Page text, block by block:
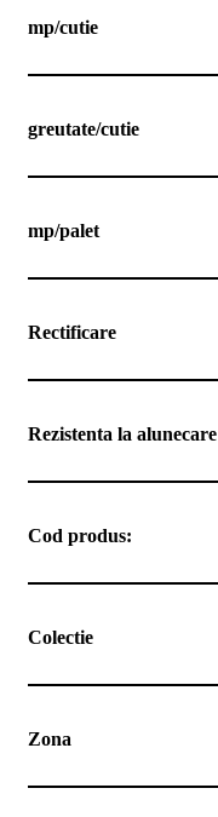
mp/cutie
greutate/cutie
mp/palet
Rectificare
Rezistenta la alunecare
Cod produs:
Colectie
Zona